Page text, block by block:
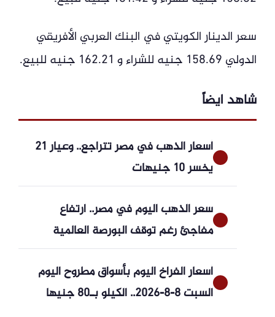
سعر الدينار الكويتي في البنك العربي الأفريقي
الدولي 158.69 جنيه للشراء و 162.21 جنيه للبيع.
شاهد ايضاً
أسعار الذهب في مصر تتراجع.. وعيار 21
يخسر 10 جنيهات
سعر الذهب اليوم في مصر.. ارتفاع
مفاجئ رغم توقف البورصة العالمية
أسعار الفراخ اليوم بأسواق مطروح اليوم
السبت 8-8-2026.. الكيلو بـ80 جنيها